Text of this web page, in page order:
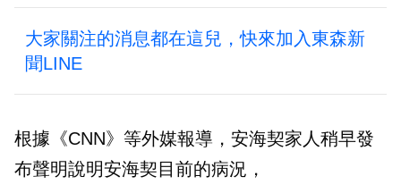
大家關注的消息都在這兒，快來加入東森新
聞LINE
根據《CNN》等外媒報導，安海契家人稍早發
布聲明說明安海契目前的病況，